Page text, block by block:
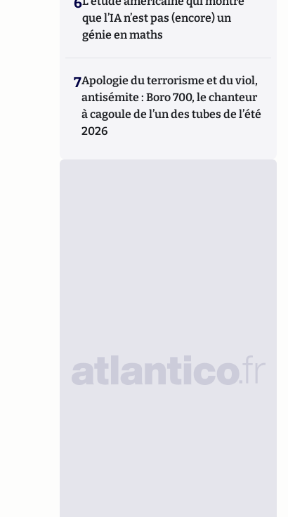
que l’IA n’est pas (encore) un
génie en maths
7Apologie du terrorisme et du viol,
antisémite : Boro 700, le chanteur
à cagoule de l’un des tubes de l’été
2026